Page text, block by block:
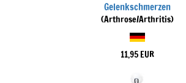
Gelenkschmerzen
(Arthrose/Arthritis)
11,95 EUR